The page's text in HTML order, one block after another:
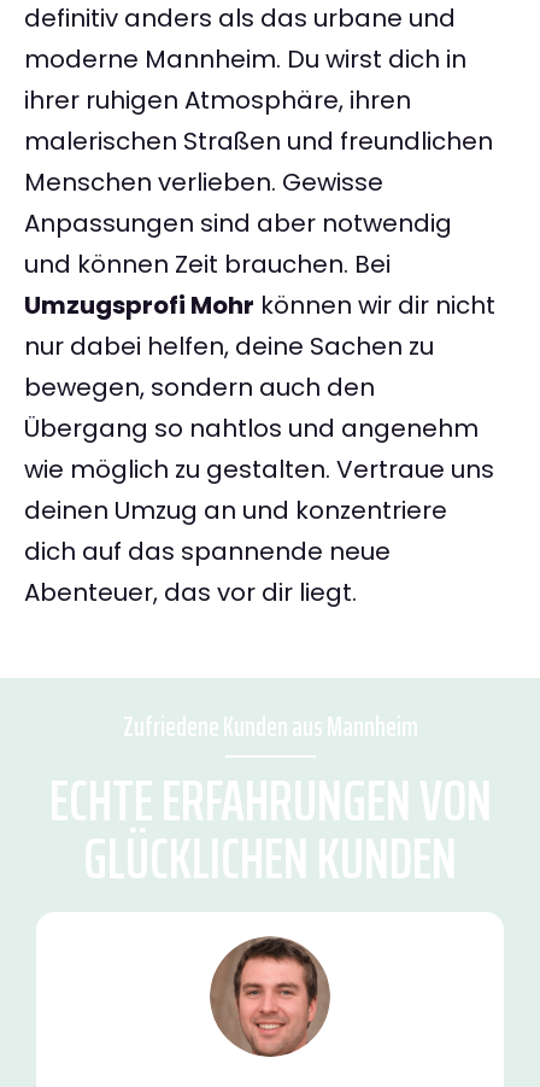
definitiv anders als das urbane und
moderne Mannheim. Du wirst dich in
ihrer ruhigen Atmosphäre, ihren
malerischen Straßen und freundlichen
Menschen verlieben. Gewisse
Anpassungen sind aber notwendig
und können Zeit brauchen. Bei
Umzugsprofi Mohr können wir dir nicht
nur dabei helfen, deine Sachen zu
bewegen, sondern auch den
Übergang so nahtlos und angenehm
wie möglich zu gestalten. Vertraue uns
deinen Umzug an und konzentriere
dich auf das spannende neue
Abenteuer, das vor dir liegt.
Zufriedene Kunden aus Mannheim
ECHTE ERFAHRUNGEN VON
GLÜCKLICHEN KUNDEN